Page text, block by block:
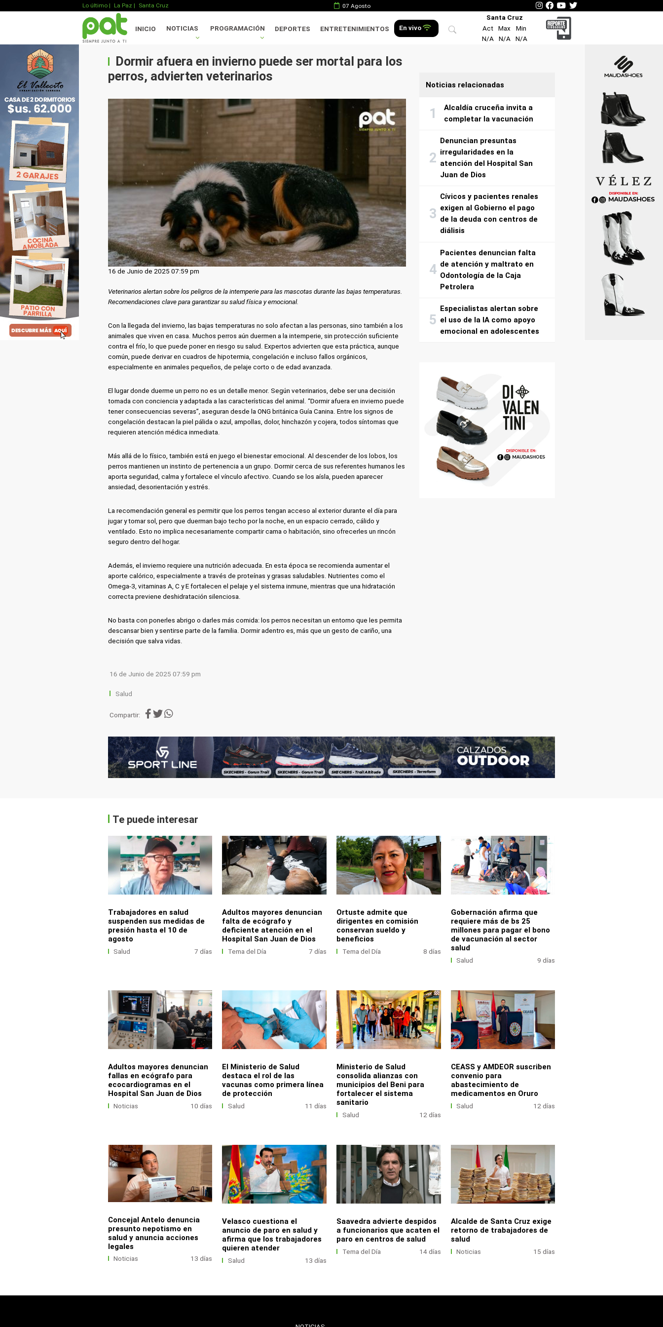
Lo último | La Paz | Santa Cruz 07 Agosto
INICIO NOTICIAS PROGRAMACIÓN DEPORTES ENTRETENIMIENTOS En vivo
Santa Cruz
Act
Max
Min
N/A
N/A N/A
Dormir afuera en invierno puede ser mortal para los
perros, advierten veterinarios
16 de Junio de 2025 07:59 pm
Veterinarios alertan sobre los peligros de la intemperie para las mascotas durante las bajas temperaturas.
Recomendaciones clave para garantizar su salud física y emocional.
Con la llegada del invierno, las bajas temperaturas no solo afectan a las personas, sino también a los
animales que viven en casa. Muchos perros aún duermen a la intemperie, sin protección suficiente
contra el frío, lo que puede poner en riesgo su salud. Expertos advierten que esta práctica, aunque
común, puede derivar en cuadros de hipotermia, congelación e incluso fallos orgánicos,
especialmente en animales pequeños, de pelaje corto o de edad avanzada.
El lugar donde duerme un perro no es un detalle menor. Según veterinarios, debe ser una decisión
tomada con conciencia y adaptada a las características del animal. “Dormir afuera en invierno puede
tener consecuencias severas”, aseguran desde la ONG británica Guía Canina. Entre los signos de
congelación destacan la piel pálida o azul, ampollas, dolor, hinchazón y cojera, todos síntomas que
requieren atención médica inmediata.
Más allá de lo físico, también está en juego el bienestar emocional. Al descender de los lobos, los
perros mantienen un instinto de pertenencia a un grupo. Dormir cerca de sus referentes humanos les
aporta seguridad, calma y fortalece el vínculo afectivo. Cuando se los aísla, pueden aparecer
ansiedad, desorientación y estrés.
La recomendación general es permitir que los perros tengan acceso al exterior durante el día para
jugar y tomar sol, pero que duerman bajo techo por la noche, en un espacio cerrado, cálido y
ventilado. Esto no implica necesariamente compartir cama o habitación, sino ofrecerles un rincón
seguro dentro del hogar.
Además, el invierno requiere una nutrición adecuada. En esta época se recomienda aumentar el
aporte calórico, especialmente a través de proteínas y grasas saludables. Nutrientes como el
Omega-3, vitaminas A, C y E fortalecen el pelaje y el sistema inmune, mientras que una hidratación
correcta previene deshidratación silenciosa.
No basta con ponerles abrigo o darles más comida: los perros necesitan un entorno que les permita
descansar bien y sentirse parte de la familia. Dormir adentro es, más que un gesto de cariño, una
decisión que salva vidas.
16 de Junio de 2025 07:59 pm
Salud
Compartir:
Noticias relacionadas
Alcaldía cruceña invita a
completar la vacunación
Denuncian presuntas
irregularidades en la
atención del Hospital San
Juan de Dios
Cívicos y pacientes renales
exigen al Gobierno el pago
de la deuda con centros de
diálisis
Pacientes denuncian falta
de atención y maltrato en
Odontología de la Caja
Petrolera
Especialistas alertan sobre
el uso de la IA como apoyo
emocional en adolescentes
Te puede interesar
Trabajadores en salud
suspenden sus medidas de
presión hasta el 10 de
agosto
Salud 7 días
Adultos mayores denuncian
falta de ecógrafo y
deficiente atención en el
Hospital San Juan de Dios
Tema del Día 7 días
Ortuste admite que
dirigentes en comisión
conservan sueldo y
beneficios
Tema del Día 8 días
Gobernación afirma que
requiere más de bs 25
millones para pagar el bono
de vacunación al sector
salud
Salud 9 días
Adultos mayores denuncian
fallas en ecógrafo para
ecocardiogramas en el
Hospital San Juan de Dios
Noticias 10 días
El Ministerio de Salud
destaca el rol de las
vacunas como primera línea
de protección
Salud 11 días
Ministerio de Salud
consolida alianzas con
municipios del Beni para
fortalecer el sistema
sanitario
Salud 12 días
CEASS y AMDEOR suscriben
convenio para
abastecimiento de
medicamentos en Oruro
Salud 12 días
Concejal Antelo denuncia
presunto nepotismo en
salud y anuncia acciones
legales
Noticias 13 días
Velasco cuestiona el
anuncio de paro en salud y
afirma que los trabajadores
quieren atender
Salud 13 días
Saavedra advierte despidos
a funcionarios que acaten el
paro en centros de salud
Tema del Día 14 días
Alcalde de Santa Cruz exige
retorno de trabajadores de
salud
Noticias 15 días